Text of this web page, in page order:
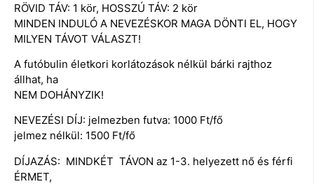
RÖVID TÁV: 1 kör, HOSSZÚ TÁV: 2 kör
MINDEN INDULÓ A NEVEZÉSKOR MAGA DÖNTI EL, HOGY
MILYEN TÁVOT VÁLASZT!
A futóbulin életkori korlátozások nélkül bárki rajthoz
állhat, ha
NEM DOHÁNYZIK!
NEVEZÉSI DÍJ: jelmezben futva: 1000 Ft/fő
jelmez nélkül: 1500 Ft/fő
DÍJAZÁS: MINDKÉT TÁVON az 1-3. helyezett nő és férfi
ÉRMET,